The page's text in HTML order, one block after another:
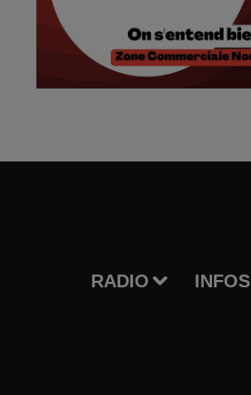
RADIO INFOS